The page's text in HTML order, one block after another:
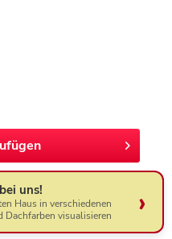
uns!
Haus in verschiedenen
Dachfarben visualisieren